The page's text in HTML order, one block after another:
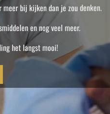
bij kijken dan je zou denken.
en nog veel meer.
het langst mooi!